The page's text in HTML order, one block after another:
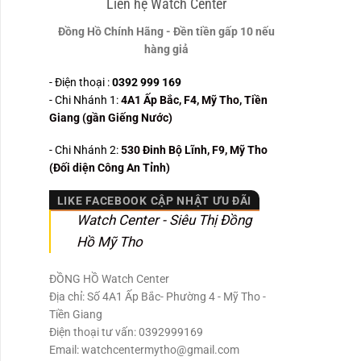
Liên hệ Watch Center
Đồng Hồ Chính Hãng - Đền tiền gấp 10 nếu
hàng giả
- Điện thoại :0392 999 169
- Chi Nhánh 1:4A1 Ấp Bắc, F4, Mỹ Tho, Tiền
Giang (gần Giếng Nước)
- Chi Nhánh 2:530Đinh Bộ Lĩnh, F9, Mỹ Tho
(Đối diện Công An Tỉnh)
LIKE FACEBOOK CẬP NHẬT ƯU ĐÃI
Watch Center - Siêu Thị Đồng
Hồ Mỹ Tho
ĐỒNG HỒ Watch Center
Địa chỉ: Số 4A1 Ấp Bắc- Phường 4 - Mỹ Tho -
Tiền Giang
Điện thoại tư vấn: 0392999169
Email: watchcentermytho@gmail.com